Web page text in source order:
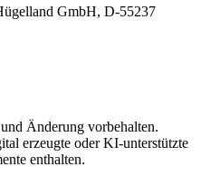
GmbH, D-55237
Änderung vorbehalten.
erzeugte oder KI-unterstützte
enthalten.